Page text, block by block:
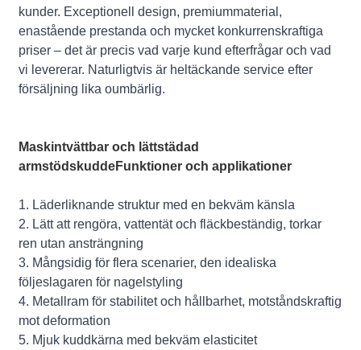
kunder. Exceptionell design, premiummaterial,
enastående prestanda och mycket konkurrenskraftiga
priser – det är precis vad varje kund efterfrågar och vad
vi levererar. Naturligtvis är heltäckande service efter
försäljning lika oumbärlig.
Maskintvättbar och lättstädad
armstödskuddeFunktioner och applikationer
1. Läderliknande struktur med en bekväm känsla
2. Lätt att rengöra, vattentät och fläckbeständig, torkar
ren utan ansträngning
3. Mångsidig för flera scenarier, den idealiska
följeslagaren för nagelstyling
4. Metallram för stabilitet och hållbarhet, motståndskraftig
mot deformation
5. Mjuk kuddkärna med bekväm elasticitet